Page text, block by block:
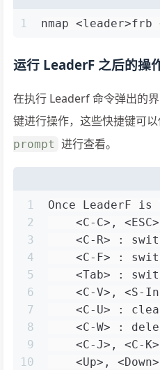
1 nmap <leader>frb
运行 LeaderF 之后的操
在执行 Leaderf 命令弹出的
键进行操作，这些快捷键可
prompt 进行查看。
1
2
3
4
5
6
7
8
9
10
Once
<C-C>,
<C-R> :
<C-F> :
<Tab> :
<C-V>, <S-
<C-U> :
<C-W> :
<C-J>, <C-
<Up>,